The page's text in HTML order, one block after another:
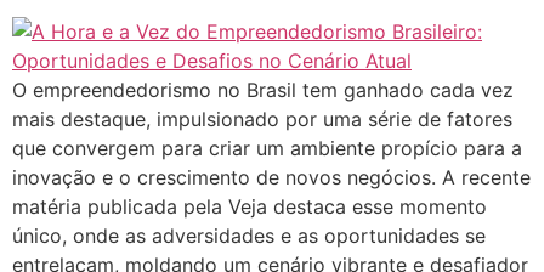
O empreendedorismo no Brasil tem ganhado cada vez
mais destaque, impulsionado por uma série de fatores
que convergem para criar um ambiente propício para a
inovação e o crescimento de novos negócios. A recente
matéria publicada pela Veja destaca esse momento
único, onde as adversidades e as oportunidades se
entrelaçam, moldando um cenário vibrante e desafiador